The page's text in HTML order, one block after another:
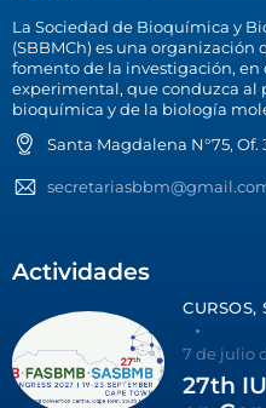
La Sociedad de Bioquímica y
(SBBMCh) es una
fomento de la investigación, en
experimental, que conduzca al
bioquímica y de la biología
Santa Magdalena N°75,
Actividades
CURSOS,
7 de julio
27th